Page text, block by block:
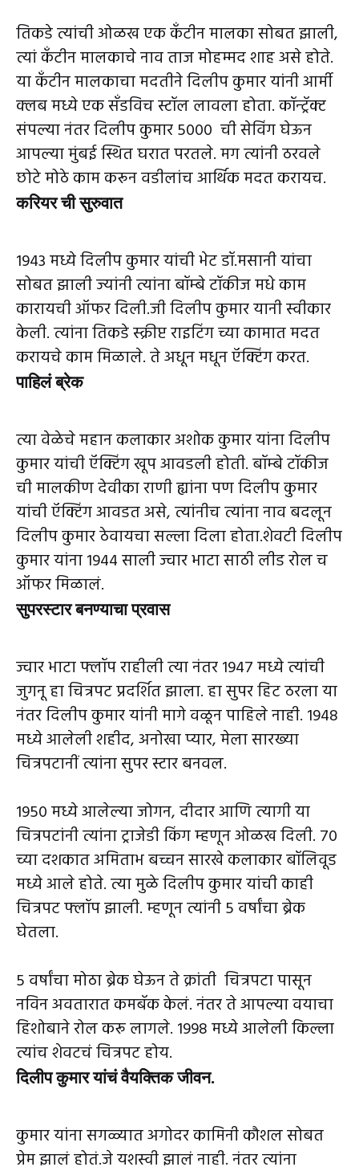
तिकडे त्यांची ओळख एक कँटीन मालका सोबत झाली,
त्यां कँटीन मालकाचे नाव ताज मोहम्मद शाह असे होते.
या कँटीन मालकाचा मदतीने दिलीप कुमार यांनी आर्मी
क्लब मध्ये एक सँडविच स्टॉल लावला होता. कॉन्ट्रॅक्ट
संपल्या नंतर दिलीप कुमार 5000 ₹ ची सेविंग घेऊन
आपल्या मुंबई स्थित घरात परतले. मग त्यांनी ठरवले
छोटे मोठे काम करून वडीलांच आर्थिक मदत करायच.
करियर ची सुरुवात
1943 मध्ये दिलीप कुमार यांची भेट डॉ.मसानी यांचा
सोबत झाली ज्यांनी त्यांना बॉम्बे टॉकीज मधे काम
कारायची ऑफर दिली.जी दिलीप कुमार यानी स्वीकार
केली. त्यांना तिकडे स्क्रीप्ट राइटिंग च्या कामात मदत
करायचे काम मिळाले. ते अधून मधून ऍक्टिंग करत.
पाहिलं ब्रेक
त्या वेळेचे महान कलाकार अशोक कुमार यांना दिलीप
कुमार यांची ऍक्टिंग खूप आवडली होती. बॉम्बे टॉकीज
ची मालकीण देवीका राणी ह्यांना पण दिलीप कुमार
यांची ऍक्टिंग आवडत असे, त्यांनीच त्यांना नाव बदलून
दिलीप कुमार ठेवायचा सल्ला दिला होता.शेवटी दिलीप
कुमार यांना 1944 साली ज्वार भाटा साठी लीड रोल च
ऑफर मिळालं.
सुपरस्टार बनण्याचा प्रवास
ज्वार भाटा फ्लॉप राहीली त्या नंतर 1947 मध्ये त्यांची
जुगनू हा चित्रपट प्रदर्शित झाला. हा सुपर हिट ठरला या
नंतर दिलीप कुमार यांनी मागे वळून पाहिले नाही. 1948
मध्ये आलेली शहीद, अनोखा प्यार, मेला सारख्या
चित्रपटानीं त्यांना सुपर स्टार बनवल.
1950 मध्ये आलेल्या जोगन, दीदार आणि त्यागी या
चित्रपटांनी त्यांना ट्राजेडी किंग म्हणून ओळख दिली. 70
च्या दशकात अमिताभ बच्चन सारखे कलाकार बॉलिवूड
मध्ये आले होते. त्या मुळे दिलीप कुमार यांची काही
चित्रपट फ्लॉप झाली. म्हणून त्यांनी 5 वर्षांचा ब्रेक
घेतला.
5 वर्षांचा मोठा ब्रेक घेऊन ते क्रांती चित्रपटा पासून
नविन अवतारात कमबॅक केलं. नंतर ते आपल्या वयाचा
हिशोबाने रोल करू लागले. 1998 मध्ये आलेली किल्ला
त्यांच शेवटचं चित्रपट होय.
दिलीप कुमार यांचं वैयक्तिक जीवन.
कुमार यांना सगळ्यात अगोदर कामिनी कौशल सोबत
प्रेम झालं होतं.जे यशस्वी झालं नाही. नंतर त्यांना